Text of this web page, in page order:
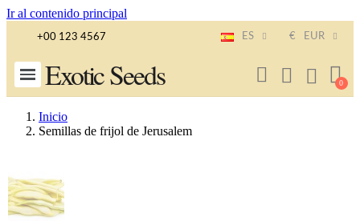
Ir al contenido principal
+00 123 4567 ES € EUR
Exotic Seeds
Inicio
Semillas de frijol de Jerusalem